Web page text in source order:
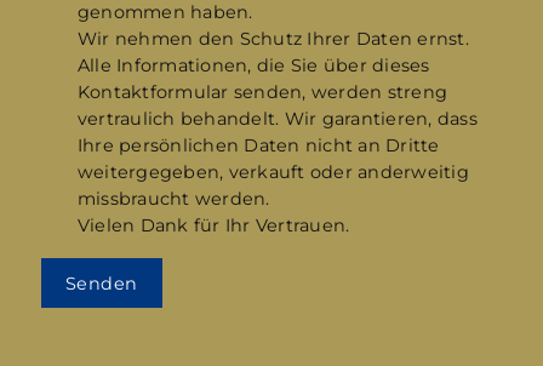
genommen haben.
Wir nehmen den Schutz Ihrer Daten ernst.
Alle Informationen, die Sie über dieses
Kontaktformular senden, werden streng
vertraulich behandelt. Wir garantieren, dass
Ihre persönlichen Daten nicht an Dritte
weitergegeben, verkauft oder anderweitig
missbraucht werden.
Vielen Dank für Ihr Vertrauen.
Senden